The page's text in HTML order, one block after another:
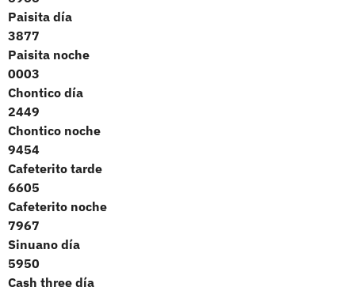
Paisita día
3877
Paisita noche
0003
Chontico día
2449
Chontico noche
9454
Cafeterito tarde
6605
Cafeterito noche
7967
Sinuano día
5950
Cash three día